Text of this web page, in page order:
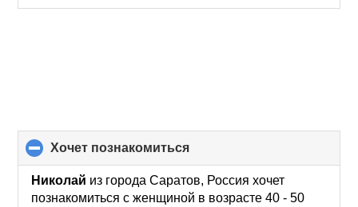
хочет познакомиться
to
collapse
contents
Николай из города Саратов, Россия хочет
познакомиться с женщиной в возрасте 40 - 50